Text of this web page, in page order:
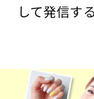
して発信す